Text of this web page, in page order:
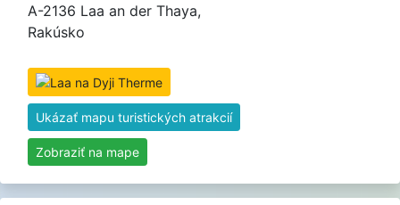
A-2136 Laa an der Thaya,
Rakúsko
Ukázať mapu turistických atrakcií
Zobraziť na mape